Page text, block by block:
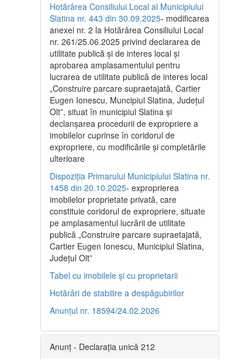
Hotărârea Consiliului Local al Municipiului
Slatina nr. 443 din 30.09.2025- modificarea
anexei nr. 2 la Hotărârea Consiliului Local
nr. 261/25.06.2025 privind declararea de
utilitate publică şi de interes local şi
aprobarea amplasamentului pentru
lucrarea de utilitate publică de interes local
„Construire parcare supraetajată, Cartier
Eugen Ionescu, Muncipiul Slatina, Judeţul
Olt”, situat în municipiul Slatina şi
declanşarea procedurii de expropriere a
imobilelor cuprinse în coridorul de
expropriere, cu modificările şi completările
ulterioare
Dispoziția Primarului Municipiului Slatina nr.
1458 din 20.10.2025- exproprierea
imobilelor proprietate privată, care
constituie coridorul de expropriere, situate
pe amplasamentul lucrării de utilitate
publică „Construire parcare supraetajată,
Cartier Eugen Ionescu, Municipiul Slatina,
Județul Olt”
Tabel cu imobilele și cu proprietarii
Hotărâri de stabilire a despăgubirilor
Anunțul nr. 18594/24.02.2026
Anunț - Declarația unică 212